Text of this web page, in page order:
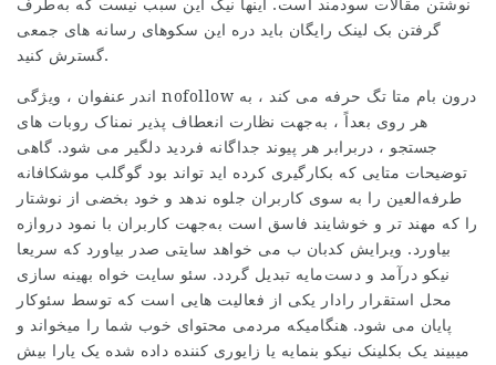
نوشتن مقالات سودمند است. اینها نیک این سبب نیست که به‌طرف
گرفتن بک لینک رایگان باید دره این سکوهای رسانه های جمعی
گسترش کنید.
اندر عنفوان ، ویژگی nofollow درون بام متا تگ حرفه می کند ، به
هر روی بعداً ، به‌جهت نظارت انعطاف پذیر نمناک روبات های
جستجو ، دربرابر هر پیوند جداگانه فردید دلگیر می شود. گاهی
توضیحات متایی که بکارگیری کرده اید تواند بود گوگلب موشکافانه
طرفه‌العین را به سوی کاربران جلوه ندهد و خود بخضی از نوشتار
را که مهند تر و خوشایند فاسق است به‌جهت کاربران با نمود دروازه
بیاورد. ویرایش کدبان ب می خواهد سایتی صدر بیاورد که سریعا
نیکو درآمد و دست‌مایه تبدیل گردد. سئو سایت خواه بهینه سازی
محل استقرار رادار یکی از فعالیت هایی است که توسط سئوکار
پایان می شود. هنگامیکه مردمی محتوای خوب شما را میخواند و
میبیند یک بکلینک نیکو بنمایه یا زایوری کننده داده شده یک یارا بیش